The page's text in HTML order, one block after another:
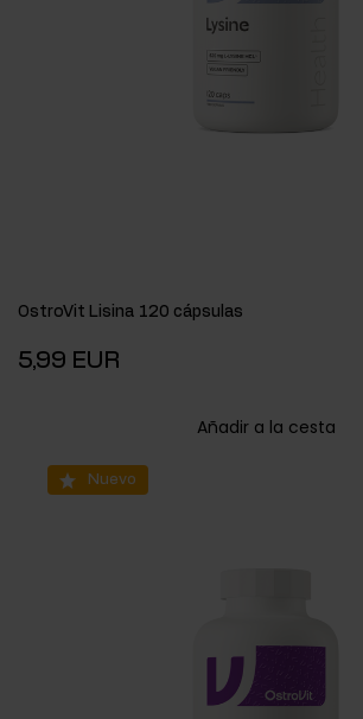
OstroVit Lisina 120 cápsulas
5,99 EUR
Añadir a la cesta
Nuevo